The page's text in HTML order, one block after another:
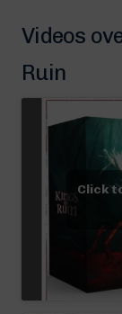
Videos
Ruin
Click